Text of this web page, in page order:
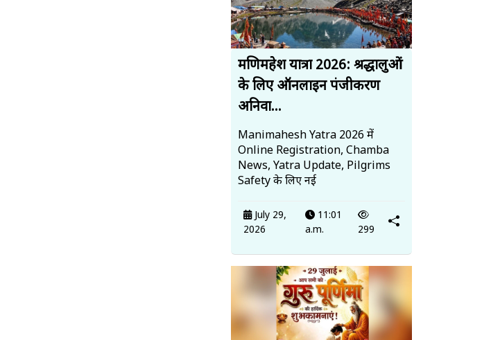
मणिमहेश यात्रा 2026: श्रद्धालुओं
के लिए ऑनलाइन पंजीकरण
अनिवा...
Manimahesh Yatra 2026 में
Online Registration, Chamba
News, Yatra Update, Pilgrims
Safety के लिए नई
July 29,
2026
11:01
a.m.
299